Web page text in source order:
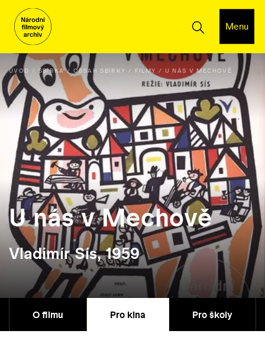
Menu
ÚVOD SBÍRKA OBSAH SBÍRKY FILMY U NÁS V MECHOVĚ
U nás v Mechově
Vladimír Sís, 1959
O filmu Pro kina Pro školy